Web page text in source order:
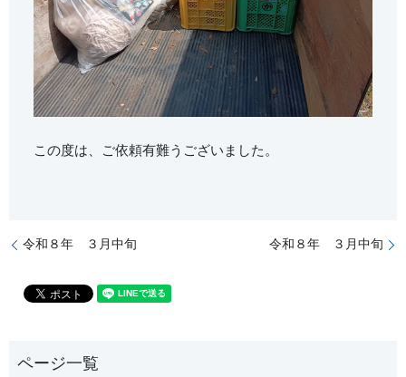
この度は、ご依頼有難うございました。
令和８年 ３月中旬 令和８年 ３月中旬